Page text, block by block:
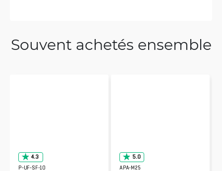
Souvent achetés ensemble
4.3
P-UF-SF-10
5.0
APA-M25